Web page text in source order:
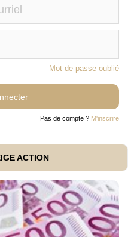
Mot de passe oublié
Pas de compte ? M'inscrire
ACTION